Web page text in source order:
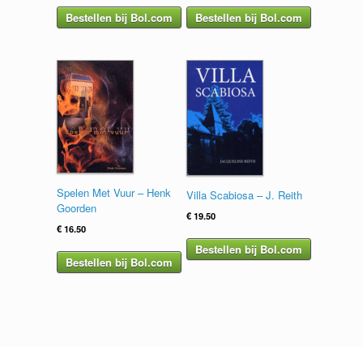
Bestellen bij Bol.com Bestellen bij Bol.com
Spelen Met Vuur – Henk
Goorden
€16.50
Bestellen bij Bol.com
Villa Scabiosa – J. Reith
€19.50
Bestellen bij Bol.com